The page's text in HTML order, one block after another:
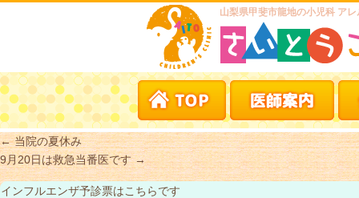
山梨県甲斐市龍地の小児科 アレ
←当院の夏休み
9月20日は救急当番医です→
インフルエンザ予診票はこちらです